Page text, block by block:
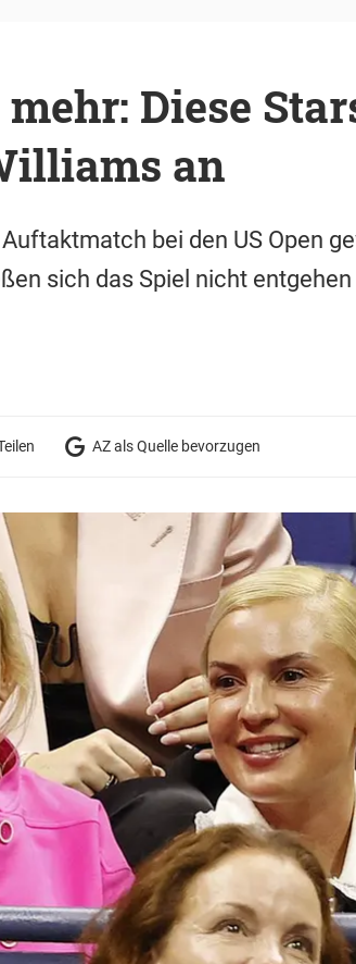
Diese
an
bei den US Open
sich das Spiel nicht
AZ als Quelle bevorzugen